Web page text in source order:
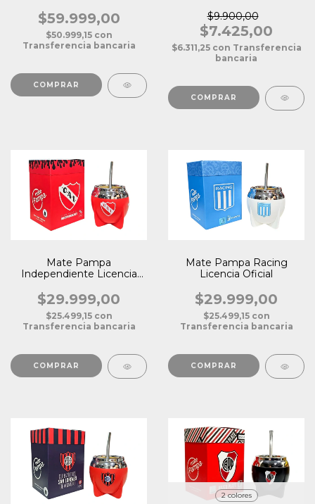
$59.999,00
$50.999,15 con
Transferencia bancaria
$9.900,00
$7.425,00
$6.311,25 con Transferencia
bancaria
Mate Pampa
Independiente Licencia
$29.999,00
$25.499,15 con
Transferencia bancaria
Mate Pampa Racing
Licencia Oficial
$29.999,00
$25.499,15 con
Transferencia bancaria
2 colores